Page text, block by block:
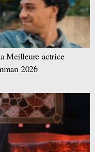
Meilleure actrice
2026